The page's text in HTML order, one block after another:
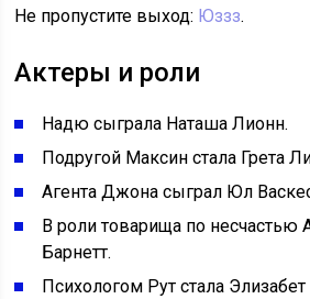
Не пропустите выход: Юззз.
Актеры и роли
Надю сыграла Наташа Лионн.
Подругой Максин стала Грета
Агента Джона сыграл Юл
В роли товарища по несчастью
Барнетт.
Психологом Рут стала